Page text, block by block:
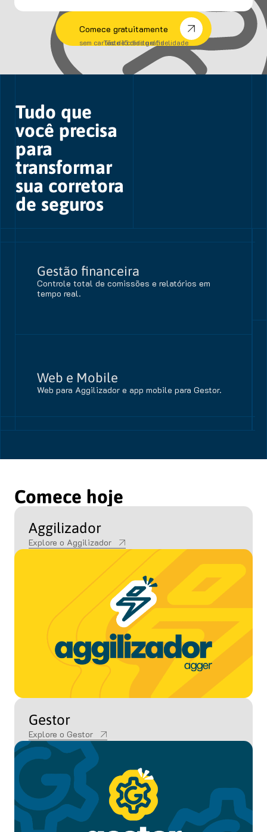
Comece gratuitamente
Teste 15 dias grátis
sem cartão de crédito e fidelidade
Tudo que
você precisa
para
transformar
sua corretora
de seguros
Gestão financeira
Controle total de comissões e relatórios em
tempo real.
Web e Mobile
Web para Aggilizador e app mobile para Gestor.
Comece hoje
Aggilizador
Explore o Aggilizador
Gestor
Explore o Gestor